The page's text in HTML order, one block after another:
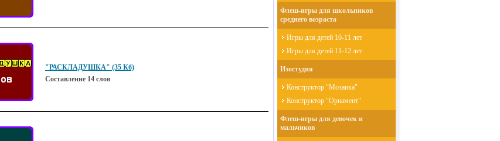
"РАСКЛАДУШКА" (35 Кб)
Составление 14 слов
Флеш-игры для школьников
среднего возраста
Игры для детей 10-11 лет
Игры для детей 11-12 лет
Изостудия
Конструктор "Мозаика"
Конструктор "Орнамент"
Флеш-игры для девочек и
мальчиков